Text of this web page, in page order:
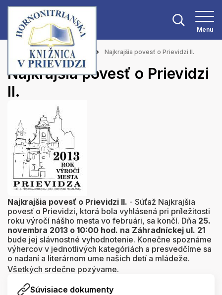
Menu
Hlavná stránka Aktuality Najkrajšia povesť o Prievidzi II.
Najkrajšia povesť o Prievidzi
II.
Najkrajšia povesť o Prievidzi II. - Súťaž Najkrajšia
povesť o Prievidzi, ktorá bola vyhlásená pri príležitosti
roku výročí nášho mesta vo februári, sa končí. Dňa 25.
novembra 2013 o 10:00 hod. na Záhradníckej ul. 21
bude jej slávnostné vyhodnotenie. Konečne spoznáme
výhercov v jednotlivých kategóriách a presvedčíme sa
o nadaní a literárnom ume našich detí a mládeže.
Všetkých srdečne pozývame.
Súvisiace dokumenty